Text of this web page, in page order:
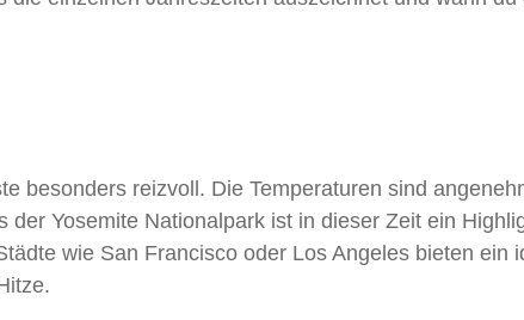
besonders reizvoll. Die Temperaturen sind
Yosemite Nationalpark ist in dieser Zeit ein
wie San Francisco oder Los Angeles bieten ein